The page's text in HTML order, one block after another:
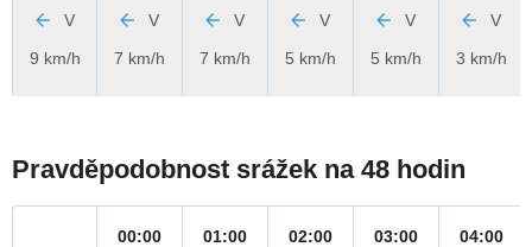
V
9 km/h
V
7 km/h
V
7 km/h
V
5 km/h
V
5 km/h
V
3 km/h
Pravděpodobnost srážek na 48 hodin
00:00
01:00
02:00
03:00
04:00